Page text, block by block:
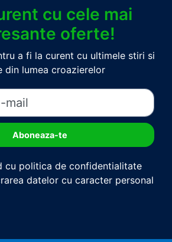
cu cele mai
oferte!
a fi la curent cu ultimele stiri si
din lumea croazierelor
cu politica de confidentialitate
datelor cu caracter personal